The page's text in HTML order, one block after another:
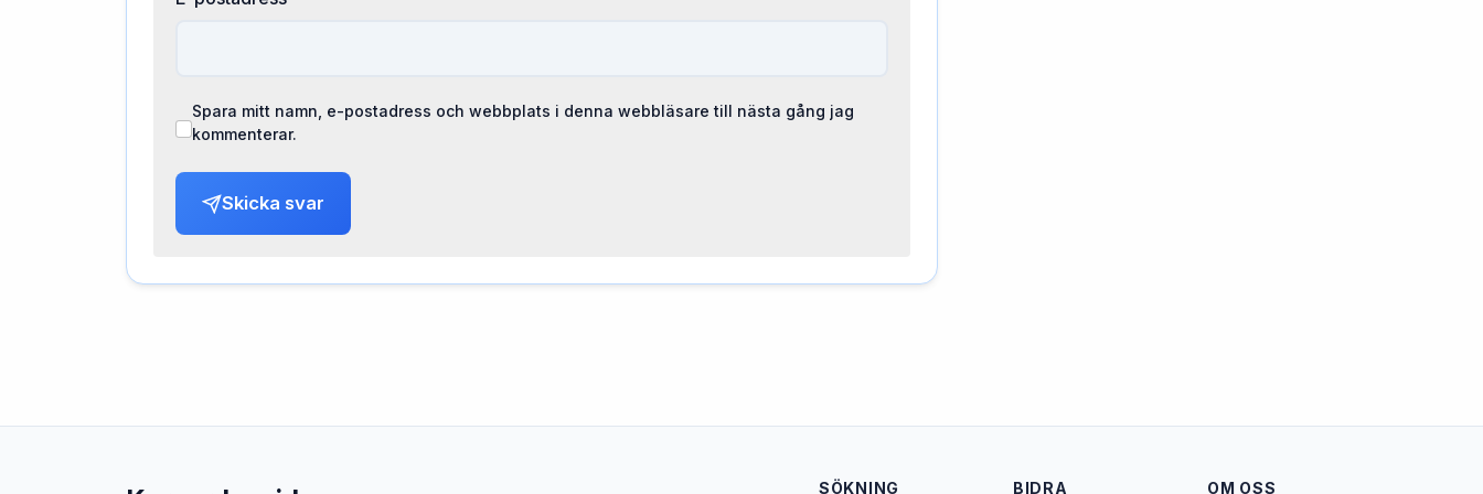
Spara mitt namn, e-postadress och webbplats i denna webbläsare till nästa gång jag
kommenterar.
Skicka svar
SÖKNING BIDRA OM OSS